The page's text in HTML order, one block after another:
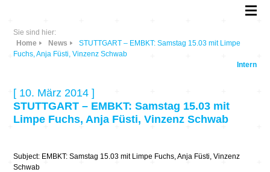
Sie sind hier:
Home
News
STUTTGART – EMBKT: Samstag 15.03 mit Limpe
Fuchs, Anja Füsti, Vinzenz Schwab
Intern
[ 10. März 2014 ]
STUTTGART – EMBKT: Samstag 15.03 mit
Limpe Fuchs, Anja Füsti, Vinzenz Schwab
Subject: EMBKT: Samstag 15.03 mit Limpe Fuchs, Anja Füsti, Vinzenz
Schwab